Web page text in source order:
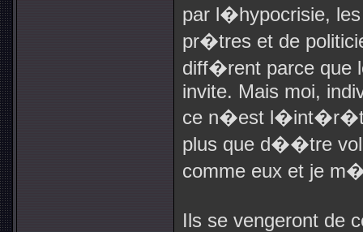
par l�hypocrisie,
pr�tres et de
diff�rent parce
invite. Mais moi,
ce n�est l�int�r�t
plus que d��tre
comme eux et je
Ils se vengeront de